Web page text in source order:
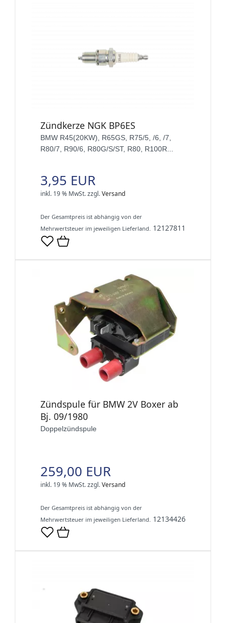
Zündkerze NGK BP6ES
BMW R45(20KW), R65GS, R75/5, /6, /7,
R80/7, R90/6, R80G/S/ST, R80, R100R...
3,95 EUR
inkl. 19 % MwSt.zzgl.Versand
Der Gesamtpreis ist abhängig von der
Mehrwertsteuer im jeweiligen Lieferland. 12127811
Zündspule für BMW 2V Boxer ab
Bj. 09/1980
Doppelzündspule
259,00 EUR
inkl. 19 % MwSt.zzgl.Versand
Der Gesamtpreis ist abhängig von der
Mehrwertsteuer im jeweiligen Lieferland. 12134426